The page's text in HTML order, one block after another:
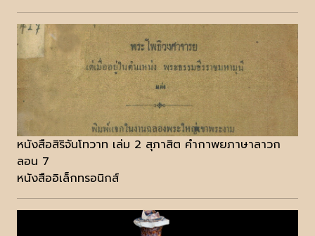
หนังสือสิริจันโทวาท เล่ม 2 สุภาสิต คำกาพยภาษาลาวก
ลอน 7
หนังสืออิเล็กทรอนิกส์